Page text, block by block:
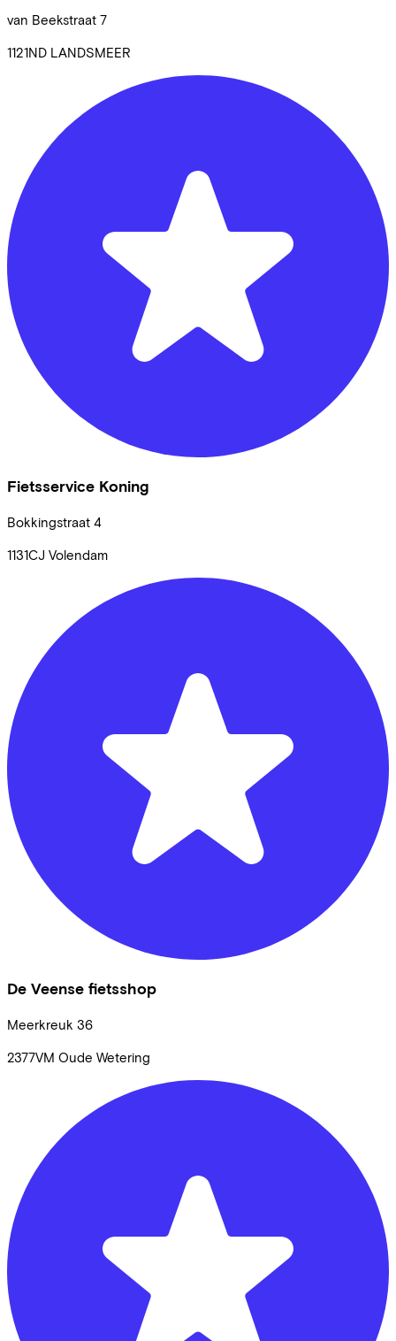
van Beekstraat 7
1121ND LANDSMEER
Fietsservice Koning
Bokkingstraat 4
1131CJ Volendam
De Veense fietsshop
Meerkreuk 36
2377VM Oude Wetering